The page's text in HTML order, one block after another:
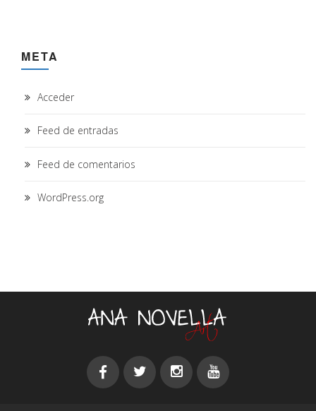
META
Acceder
Feed de entradas
Feed de comentarios
WordPress.org